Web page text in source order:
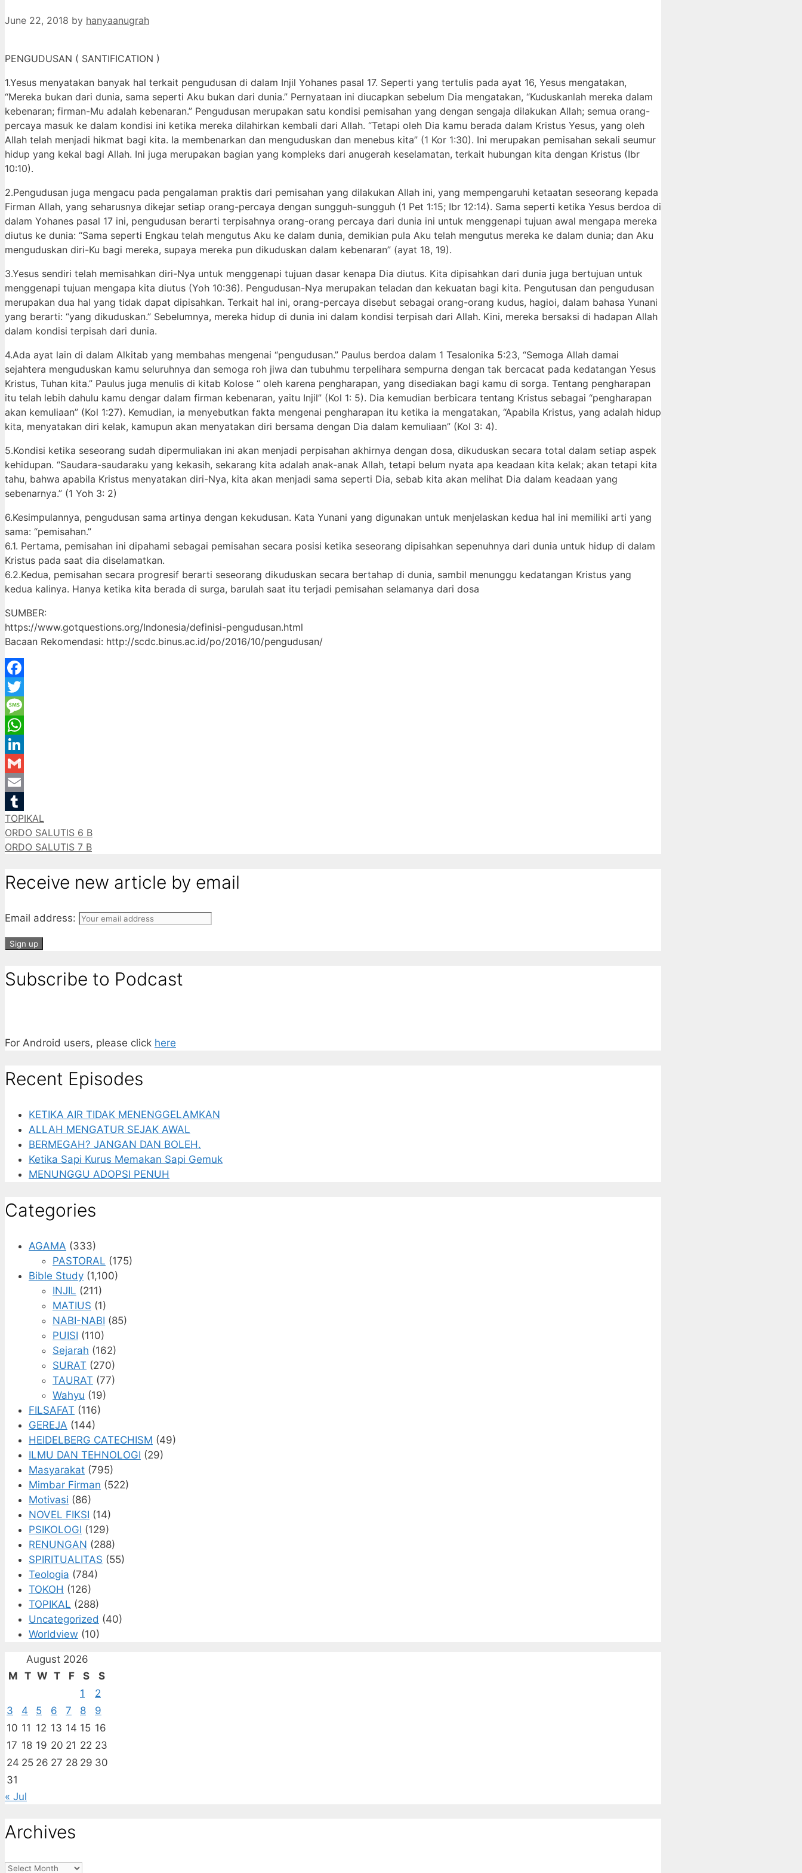
June 22, 2018 by hanyaanugrah
PENGUDUSAN ( SANTIFICATION )
1.Yesus menyatakan banyak hal terkait pengudusan di dalam Injil Yohanes pasal 17. Seperti yang tertulis pada ayat 16, Yesus mengatakan,
“Mereka bukan dari dunia, sama seperti Aku bukan dari dunia.” Pernyataan ini diucapkan sebelum Dia mengatakan, “Kuduskanlah mereka dalam
kebenaran; firman-Mu adalah kebenaran.” Pengudusan merupakan satu kondisi pemisahan yang dengan sengaja dilakukan Allah; semua orang-
percaya masuk ke dalam kondisi ini ketika mereka dilahirkan kembali dari Allah. “Tetapi oleh Dia kamu berada dalam Kristus Yesus, yang oleh
Allah telah menjadi hikmat bagi kita. Ia membenarkan dan menguduskan dan menebus kita” (1 Kor 1:30). Ini merupakan pemisahan sekali seumur
hidup yang kekal bagi Allah. Ini juga merupakan bagian yang kompleks dari anugerah keselamatan, terkait hubungan kita dengan Kristus (Ibr
10:10).
2.Pengudusan juga mengacu pada pengalaman praktis dari pemisahan yang dilakukan Allah ini, yang mempengaruhi ketaatan seseorang kepada
Firman Allah, yang seharusnya dikejar setiap orang-percaya dengan sungguh-sungguh (1 Pet 1:15; Ibr 12:14). Sama seperti ketika Yesus berdoa di
dalam Yohanes pasal 17 ini, pengudusan berarti terpisahnya orang-orang percaya dari dunia ini untuk menggenapi tujuan awal mengapa mereka
diutus ke dunia: “Sama seperti Engkau telah mengutus Aku ke dalam dunia, demikian pula Aku telah mengutus mereka ke dalam dunia; dan Aku
menguduskan diri-Ku bagi mereka, supaya mereka pun dikuduskan dalam kebenaran” (ayat 18, 19).
3.Yesus sendiri telah memisahkan diri-Nya untuk menggenapi tujuan dasar kenapa Dia diutus. Kita dipisahkan dari dunia juga bertujuan untuk
menggenapi tujuan mengapa kita diutus (Yoh 10:36). Pengudusan-Nya merupakan teladan dan kekuatan bagi kita. Pengutusan dan pengudusan
merupakan dua hal yang tidak dapat dipisahkan. Terkait hal ini, orang-percaya disebut sebagai orang-orang kudus, hagioi, dalam bahasa Yunani
yang berarti: “yang dikuduskan.” Sebelumnya, mereka hidup di dunia ini dalam kondisi terpisah dari Allah. Kini, mereka bersaksi di hadapan Allah
dalam kondisi terpisah dari dunia.
4.Ada ayat lain di dalam Alkitab yang membahas mengenai “pengudusan.” Paulus berdoa dalam 1 Tesalonika 5:23, “Semoga Allah damai
sejahtera menguduskan kamu seluruhnya dan semoga roh jiwa dan tubuhmu terpelihara sempurna dengan tak bercacat pada kedatangan Yesus
Kristus, Tuhan kita.” Paulus juga menulis di kitab Kolose “ oleh karena pengharapan, yang disediakan bagi kamu di sorga. Tentang pengharapan
itu telah lebih dahulu kamu dengar dalam firman kebenaran, yaitu Injil” (Kol 1: 5). Dia kemudian berbicara tentang Kristus sebagai “pengharapan
akan kemuliaan” (Kol 1:27). Kemudian, ia menyebutkan fakta mengenai pengharapan itu ketika ia mengatakan, “Apabila Kristus, yang adalah hidup
kita, menyatakan diri kelak, kamupun akan menyatakan diri bersama dengan Dia dalam kemuliaan” (Kol 3: 4).
5.Kondisi ketika seseorang sudah dipermuliakan ini akan menjadi perpisahan akhirnya dengan dosa, dikuduskan secara total dalam setiap aspek
kehidupan. “Saudara-saudaraku yang kekasih, sekarang kita adalah anak-anak Allah, tetapi belum nyata apa keadaan kita kelak; akan tetapi kita
tahu, bahwa apabila Kristus menyatakan diri-Nya, kita akan menjadi sama seperti Dia, sebab kita akan melihat Dia dalam keadaan yang
sebenarnya.” (1 Yoh 3: 2)
6.Kesimpulannya, pengudusan sama artinya dengan kekudusan. Kata Yunani yang digunakan untuk menjelaskan kedua hal ini memiliki arti yang
sama: “pemisahan.”
6.1. Pertama, pemisahan ini dipahami sebagai pemisahan secara posisi ketika seseorang dipisahkan sepenuhnya dari dunia untuk hidup di dalam
Kristus pada saat dia diselamatkan.
6.2.Kedua, pemisahan secara progresif berarti seseorang dikuduskan secara bertahap di dunia, sambil menunggu kedatangan Kristus yang
kedua kalinya. Hanya ketika kita berada di surga, barulah saat itu terjadi pemisahan selamanya dari dosa
SUMBER:
https://www.gotquestions.org/Indonesia/definisi-pengudusan.html
Bacaan Rekomendasi: http://scdc.binus.ac.id/po/2016/10/pengudusan/
Facebook
Twitter
Message
WhatsApp
LinkedIn
Gmail
Email
Tumblr
Categories
TOPIKAL
ORDO SALUTIS 6 B
ORDO SALUTIS 7 B
Receive new article by email
Email address:
Subscribe to Podcast
For Android users, please click here
Recent Episodes
KETIKA AIR TIDAK MENENGGELAMKAN
ALLAH MENGATUR SEJAK AWAL
BERMEGAH? JANGAN DAN BOLEH.
Ketika Sapi Kurus Memakan Sapi Gemuk
MENUNGGU ADOPSI PENUH
Categories
AGAMA (333)
PASTORAL (175)
Bible Study (1,100)
INJIL (211)
MATIUS (1)
NABI-NABI (85)
PUISI (110)
Sejarah (162)
SURAT (270)
TAURAT (77)
Wahyu (19)
FILSAFAT (116)
GEREJA (144)
HEIDELBERG CATECHISM (49)
ILMU DAN TEHNOLOGI (29)
Masyarakat (795)
Mimbar Firman (522)
Motivasi (86)
NOVEL FIKSI (14)
PSIKOLOGI (129)
RENUNGAN (288)
SPIRITUALITAS (55)
Teologia (784)
TOKOH (126)
TOPIKAL (288)
Uncategorized (40)
Worldview (10)
August 2026
M T W T F S
S
1
2
3
4 5 6 7 8
9
10 11 12 13 14 15 16
17 18 19 20 21 22 23
24 25 26 27 28 29 30
31
« Jul
Archives
Archives